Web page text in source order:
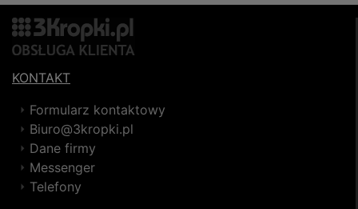
KONTAKT
Formularz kontaktowy
Biuro@3kropki.pl
Dane firmy
Messenger
Telefony